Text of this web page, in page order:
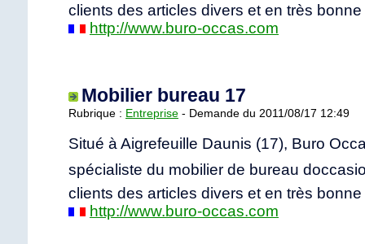
clients des articles divers et en très bonne
http://www.buro-occas.com
Mobilier bureau 17
Rubrique : Entreprise - Demande du 2011/08/17 12:49
Situé à Aigrefeuille Daunis (17), Buro
spécialiste du mobilier de bureau
clients des articles divers et en très bonne
http://www.buro-occas.com